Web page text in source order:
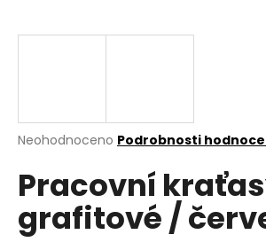
Průměrné
produktu
je
z
5
Neohodnoceno Podrobnosti
Pracovní
grafitové /
j
?
HLEDAT